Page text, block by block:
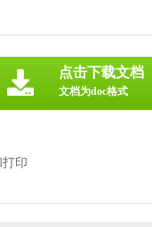
印
点击下载文档
文档为doc格式